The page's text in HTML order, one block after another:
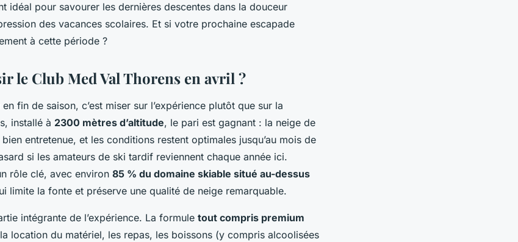
idéal pour savourer les dernières descentes dans la douceur
des vacances scolaires. Et si votre prochaine escapade
à cette période ?
le Club Med Val Thorens en avril ?
fin de saison, c’est miser sur l’expérience plutôt que sur la
installé à 2300 mètres d’altitude, le pari est gagnant : la neige de
entretenue, et les conditions restent optimales jusqu’au mois de
si les amateurs de ski tardif reviennent chaque année ici.
rôle clé, avec environ 85 % du domaine skiable situé au-dessus
limite la fonte et préserve une qualité de neige remarquable.
intégrante de l’expérience. La formule tout compris premium
location du matériel, les repas, les boissons (y compris alcoolisées